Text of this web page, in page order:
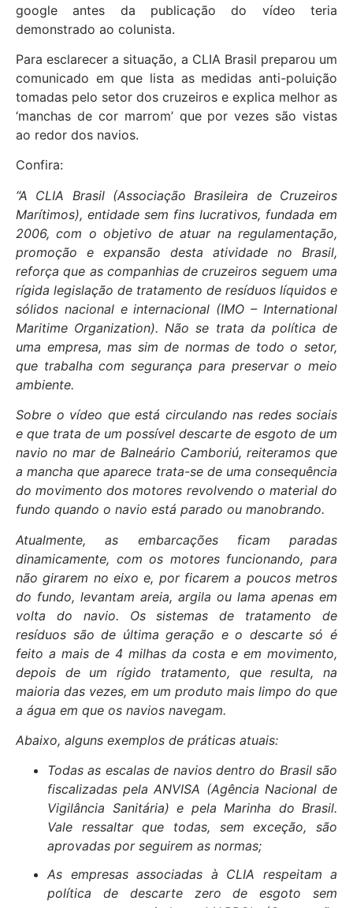
google antes da publicação do vídeo teria
demonstrado ao colunista.
Para esclarecer a situação, a CLIA Brasil preparou um
comunicado em que lista as medidas anti-poluição
tomadas pelo setor dos cruzeiros e explica melhor as
‘manchas de cor marrom’ que por vezes são vistas
ao redor dos navios.
Confira:
“A CLIA Brasil (Associação Brasileira de Cruzeiros
Marítimos), entidade sem fins lucrativos, fundada em
2006, com o objetivo de atuar na regulamentação,
promoção e expansão desta atividade no Brasil,
reforça que as companhias de cruzeiros seguem uma
rígida legislação de tratamento de resíduos líquidos e
sólidos nacional e internacional (IMO – International
Maritime Organization). Não se trata da política de
uma empresa, mas sim de normas de todo o setor,
que trabalha com segurança para preservar o meio
ambiente.
Sobre o vídeo que está circulando nas redes sociais
e que trata de um possível descarte de esgoto de um
navio no mar de Balneário Camboriú, reiteramos que
a mancha que aparece trata-se de uma consequência
do movimento dos motores revolvendo o material do
fundo quando o navio está parado ou manobrando.
Atualmente, as embarcações ficam paradas
dinamicamente, com os motores funcionando, para
não girarem no eixo e, por ficarem a poucos metros
do fundo, levantam areia, argila ou lama apenas em
volta do navio. Os sistemas de tratamento de
resíduos são de última geração e o descarte só é
feito a mais de 4 milhas da costa e em movimento,
depois de um rígido tratamento, que resulta, na
maioria das vezes, em um produto mais limpo do que
a água em que os navios navegam.
Abaixo, alguns exemplos de práticas atuais:
Todas as escalas de navios dentro do Brasil são
fiscalizadas pela ANVISA (Agência Nacional de
Vigilância Sanitária) e pela Marinha do Brasil.
Vale ressaltar que todas, sem exceção, são
aprovadas por seguirem as normas;
As empresas associadas à CLIA respeitam a
política de descarte zero de esgoto sem